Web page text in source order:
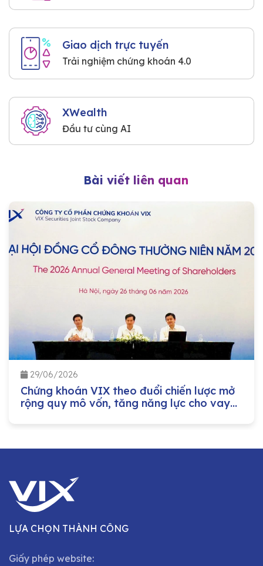
Giao dịch trực tuyến
Trải nghiệm chứng khoán 4.0
XWealth
Đầu tư cùng AI
Bài viết liên quan
29/06/2026
Chứng khoán VIX theo đuổi chiến lược mở
rộng quy mô vốn, tăng năng lực cho vay
LỰA CHỌN THÀNH CÔNG
Giấy phép website: